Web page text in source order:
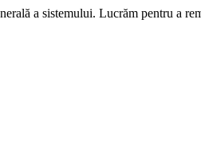
a sistemului. Lucrăm pentru a